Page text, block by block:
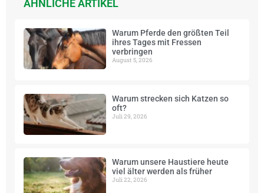
ÄHNLICHE ARTIKEL
Warum Pferde den größten Teil
ihres Tages mit Fressen
verbringen
August 5, 2026
Warum strecken sich Katzen so
oft?
Juli 29, 2026
Warum unsere Haustiere heute
viel älter werden als früher
Juli 22, 2026